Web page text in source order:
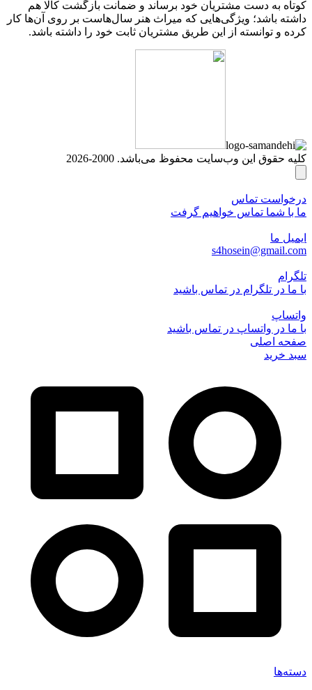
کوتاه به دست مشتریان خود برساند و ضمانت بازگشت کالا هم
داشته باشد؛ ویژگی‌هایی که میراث هنر سال‌هاست بر روی آن‌ها کار
کرده و توانسته از این طریق مشتریان ثابت خود را داشته باشد.
کلیه حقوق این وب‌سایت محفوظ می‌باشد. 2000-2026
درخواست تماس
ما با شما تماس خواهیم گرفت
ایمیل ما
s4hosein@gmail.com
تلگرام
با ما در تلگرام در تماس باشید
واتساپ
با ما در واتساپ در تماس باشید
صفحه اصلی
سبد خرید
دسته‌ها